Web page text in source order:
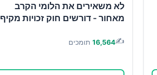
לא משאירים את הלומי הקרב
מאחור - דורשים חוק זכויות מקיף
✍️
16,564 תומכים